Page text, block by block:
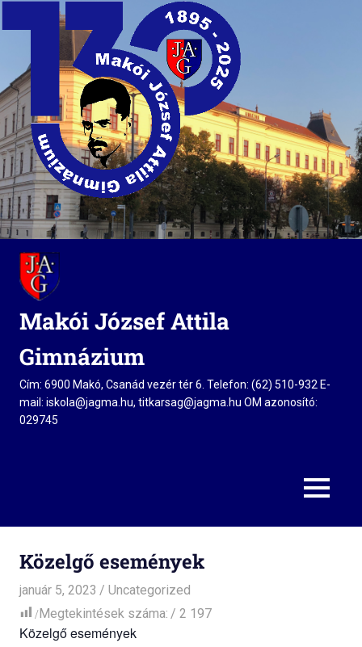
Skip
content
Makói József Attila
Gimnázium
Cím: 6900 Makó, Csanád vezér tér 6. Telefon: (62) 510-932 E-
mail: iskola@jagma.hu, titkarsag@jagma.hu OM azonosító:
029745
MENU
Közelgő események
január 5, 2023 admin
Uncategorized
Megtekintések száma:
2 197
Közelgő események